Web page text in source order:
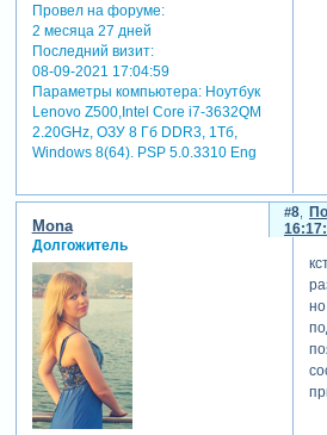
Провел на форуме:
2 месяца 27 дней
Последний визит:
08-09-2021 17:04:59
Параметры компьютера:Ноутбук
Lenovo Z500,Intel Core i7-3632QM
2.20GHz, ОЗУ 8 Гб DDR3, 1Тб,
Windows 8(64). PSP 5.0.3310 Eng
8
Mona
Долгожитель